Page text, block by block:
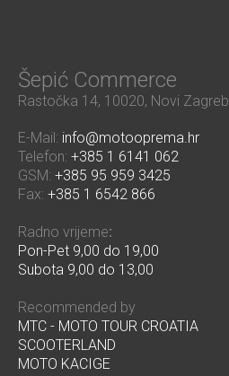
Šepić Commerce
Rastočka 14, 10020, Novi Zagreb
E-Mail: info@motooprema.hr
Telefon: +385 1 6141 062
GSM: +385 95 959 3425
Fax: +385 1 6542 866
Radno vrijeme:
Pon-Pet 9,00 do 19,00
Subota 9,00 do 13,00
Recommended by
MTC - MOTO TOUR CROATIA
SCOOTERLAND
MOTO KACIGE